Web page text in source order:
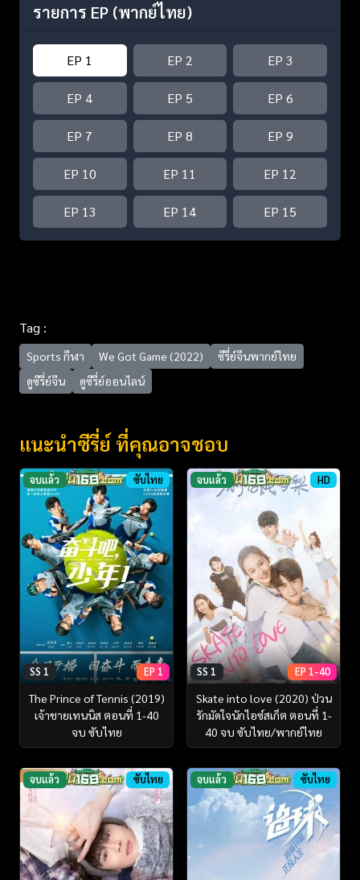
รายการ EP (พากย์ไทย)
EP 1 EP 2 EP 3
EP 4 EP 5 EP 6
EP 7 EP 8 EP 9
EP 10 EP 11 EP 12
EP 13 EP 14 EP 15
Tag :
Sports กีฬา We Got Game (2022)
ซีรี่ย์จีนพากย์ไทย
ดูซีรี่ย์จีน
ดูซีรี่ย์ออนไลน์
แนะนำซีรี่ย์ ที่คุณอาจชอบ
จบแล้ว ซับไทย
SS 1 EP 1
The Prince of Tennis (2019)
เจ้าชายเทนนิส ตอนที่ 1-40
จบ ซับไทย
จบแล้ว HD
SS 1 EP 1-40
Skate into love (2020) ป่วน
รักมัดใจนักไอซ์สเก็ต ตอนที่ 1-
40 จบ ซับไทย/พากย์ไทย
จบแล้ว ซับไทย จบแล้ว ซับไทย